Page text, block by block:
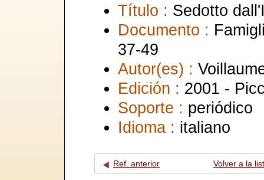
Título : Sedotto
Documento :
37-49
Autor(es) :
Edición : 2001 -
Soporte : periódico
Idioma : italiano
Ref. anterior Volver a la